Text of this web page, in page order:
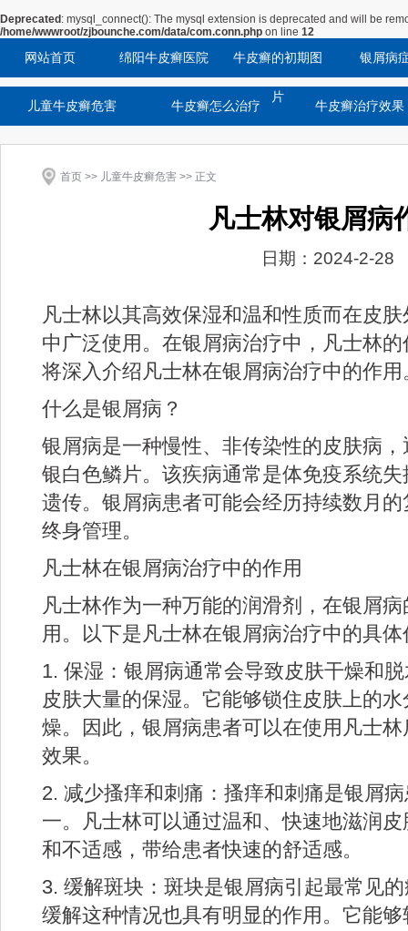
Deprecated : mysql_connect(): The mysql extension is deprecated and will be
/home/wwwroot/zjbounche.com/data/com.conn.php on line 12
网站首页 绵阳牛皮癣医院 牛皮癣的初期图
片
银屑病
儿童牛皮癣危害 牛皮癣怎么治疗 牛皮癣治疗效果
首页 >> 儿童牛皮癣危害 >> 正文
凡士林对银屑病
日期：2024-2-28
凡士林以其高效保湿和温和性质而在皮
中广泛使用。在银屑病治疗中，凡士林
将深入介绍凡士林在银屑病治疗中的作用
什么是银屑病？
银屑病是一种慢性、非传染性的皮肤病
银白色鳞片。该疾病通常是体免疫系统
遗传。银屑病患者可能会经历持续数月
终身管理。
凡士林在银屑病治疗中的作用
凡士林作为一种万能的润滑剂，在银屑
用。以下是凡士林在银屑病治疗中的具体
1. 保湿：银屑病通常会导致皮肤干燥和
皮肤大量的保湿。它能够锁住皮肤上的
燥。因此，银屑病患者可以在使用凡士
效果。
2. 减少搔痒和刺痛：搔痒和刺痛是银屑
一。凡士林可以通过温和、快速地滋润
和不适感，带给患者快速的舒适感。
3. 缓解斑块：斑块是银屑病引起最常见
缓解这种情况也具有明显的作用。它能